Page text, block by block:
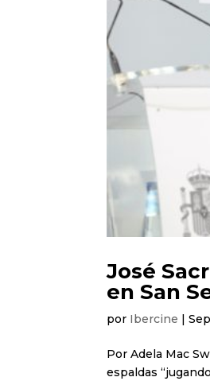
José
en San
por Ibercine |
Por Adela Mac
espaldas